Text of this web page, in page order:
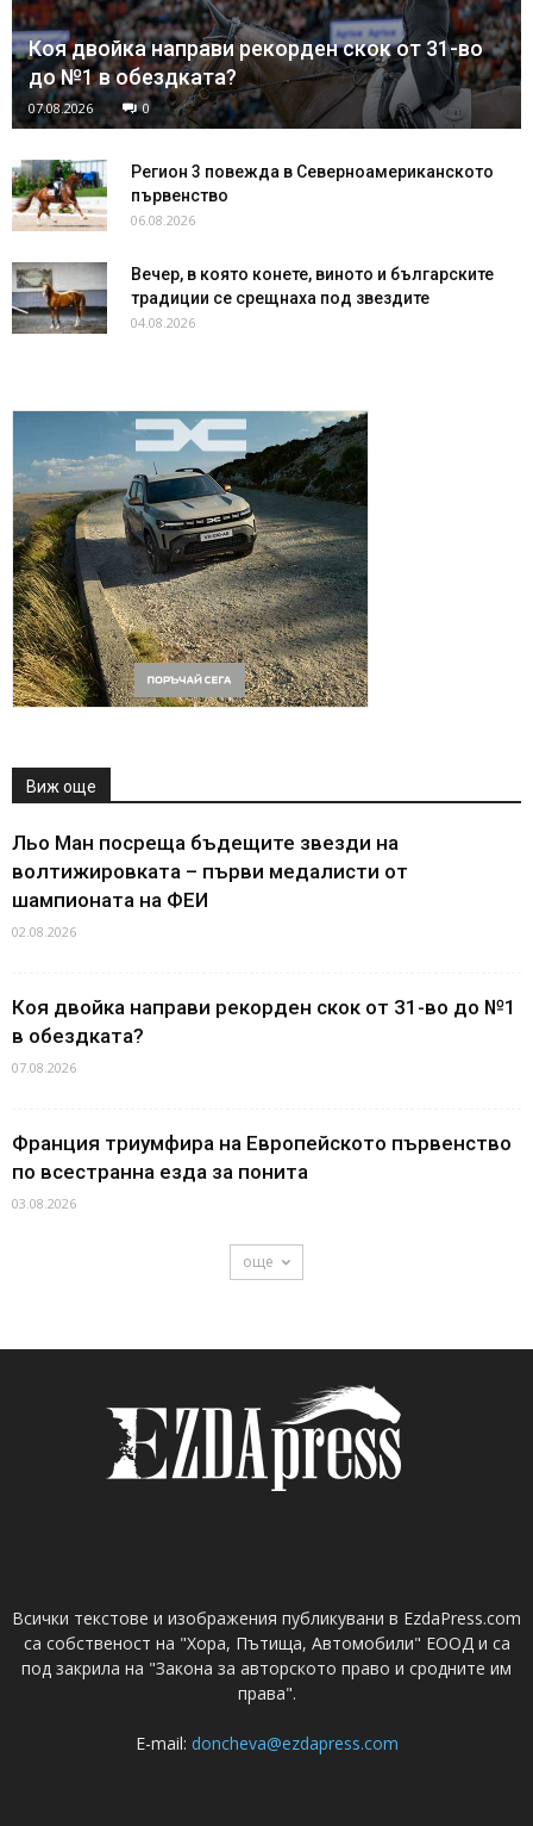
Коя двойка направи рекорден скок от 31-во
до №1 в обездката?
07.08.2026 0
Регион 3 повежда в Северноамериканското
първенство
06.08.2026
Вечер, в която конете, виното и българските
традиции се срещнаха под звездите
04.08.2026
Виж още
Льо Ман посреща бъдещите звезди на
волтижировката – първи медалисти от
шампионата на ФЕИ
02.08.2026
Коя двойка направи рекорден скок от 31-во до №1
в обездката?
07.08.2026
Франция триумфира на Европейското първенство
по всестранна езда за понита
03.08.2026
още
Всички текстове и изображения публикувани в EzdaPress.com
са собственост на "Хора, Пътища, Автомобили" ЕООД и са
под закрила на "Закона за авторското право и сродните им
права".
E-mail: doncheva@ezdapress.com